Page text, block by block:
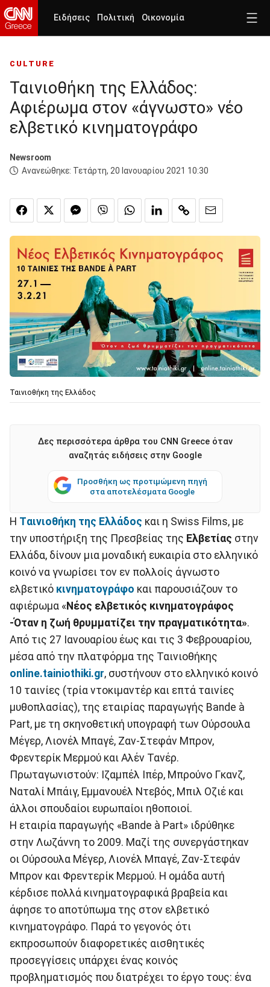
Ειδήσεις Πολιτική Οικονομία
CULTURE
Ταινιοθήκη της Ελλάδος:
Αφιέρωμα στον «άγνωστο» νέο
ελβετικό κινηματογράφο
Newsroom
Ανανεώθηκε: Τετάρτη, 20 Ιανουαρίου 2021 10:30
Ταινιοθήκη της Ελλάδος
Δες περισσότερα άρθρα του CNN Greece όταν
αναζητάς ειδήσεις στην Google
Προσθήκη ως προτιμώμενη πηγή
στα αποτελέσματα Google
H Tαινιοθήκη της Ελλάδος και η Swiss Films, με
την υποστήριξη της Πρεσβείας της Ελβετίας στην
Ελλάδα, δίνουν μια μοναδική ευκαιρία στο ελληνικό
κοινό να γνωρίσει τον εν πολλοίς άγνωστο
ελβετικό κινηματογράφο και παρουσιάζουν το
αφιέρωμα «Νέος ελβετικός κινηματογράφος
-Όταν η ζωή θρυμματίζει την πραγματικότητα».
Από τις 27 Ιανουαρίου έως και τις 3 Φεβρουαρίου,
μέσα από την πλατφόρμα της Ταινιοθήκης
online.tainiothiki.gr, συστήνουν στο ελληνικό κοινό
10 ταινίες (τρία ντοκιμαντέρ και επτά ταινίες
μυθοπλασίας), της εταιρίας παραγωγής Bande à
Part, με τη σκηνοθετική υπογραφή των Ούρσουλα
Μέγερ, Λιονέλ Μπαγέ, Ζαν-Στεφάν Μπρον,
Φρεντερίκ Μερμού και Αλέν Τανέρ.
Πρωταγωνιστούν: Ιζαμπέλ Ιπέρ, Μπρούνο Γκανζ,
Ναταλί Μπάιγ, Εμμανουέλ Ντεβός, Μπιλ Οζιέ και
άλλοι σπουδαίοι ευρωπαίοι ηθοποιοί.
Η εταιρία παραγωγής «Bande à Part» ιδρύθηκε
στην Λωζάννη το 2009. Mαζί της συνεργάστηκαν
οι Ούρσουλα Μέγερ, Λιονέλ Μπαγέ, Ζαν-Στεφάν
Μπρον και Φρεντερίκ Μερμού. Η ομάδα αυτή
κέρδισε πολλά κινηματογραφικά βραβεία και
άφησε το αποτύπωμα της στον ελβετικό
κινηματογράφο. Παρά το γεγονός ότι
εκπροσωπούν διαφορετικές αισθητικές
προσεγγίσεις υπάρχει ένας κοινός
προβληματισμός που διατρέχει το έργο τους: ένα